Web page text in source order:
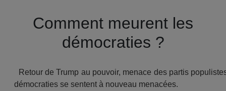
Comment meurent les
démocraties ?
Retour de Trump au pouvoir, menace des partis
démocraties se sentent à nouveau menacées.